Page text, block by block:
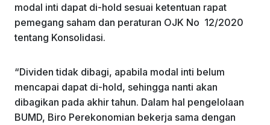
modal inti dapat di-hold sesuai ketentuan rapat
pemegang saham dan peraturan OJK No 12/2020
tentang Konsolidasi.
“Dividen tidak dibagi, apabila modal inti belum
mencapai dapat di-hold, sehingga nanti akan
dibagikan pada akhir tahun. Dalam hal pengelolaan
BUMD, Biro Perekonomian bekerja sama dengan